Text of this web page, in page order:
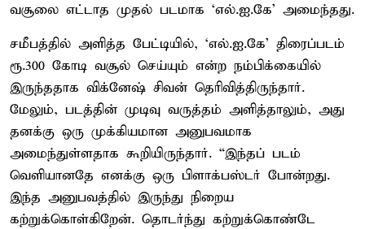
வசூலை எட்டாத முதல் படமாக ‘எல்.ஐ.கே’ அமைந்தது.
சமீபத்தில் அளித்த பேட்டியில், ‘எல்.ஐ.கே’ திரைப்படம்
ரூ.300 கோடி வசூல் செய்யும் என்ற நம்பிக்கையில்
இருந்ததாக விக்னேஷ் சிவன் தெரிவித்திருந்தார்.
மேலும், படத்தின் முடிவு வருத்தம் அளித்தாலும், அது
தனக்கு ஒரு முக்கியமான அனுபவமாக
அமைந்துள்ளதாக கூறியிருந்தார். “இந்தப் படம்
வெளியானதே எனக்கு ஒரு பிளாக்பஸ்டர் போன்றது.
இந்த அனுபவத்தில் இருந்து நிறைய
கற்றுக்கொள்கிறேன். தொடர்ந்து கற்றுக்கொண்டே